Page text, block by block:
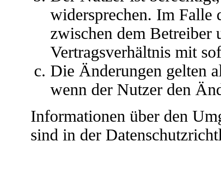
widersprechen. Im Falle
zwischen dem Betreiber
Vertragsverhältnis mit
Die Änderungen gelten
wenn der Nutzer den
Informationen über den
sind in der